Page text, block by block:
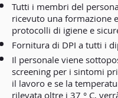
Tutti i membri del
ricevuto una formazione
protocolli di igiene e
Fornitura di DPI a tutti i
Il personale viene
screening per i sintomi
il lavoro e se la
rilevata oltre i 37 ° C,